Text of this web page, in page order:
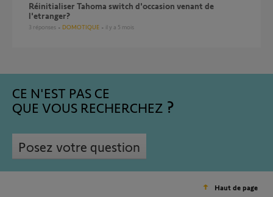
Réinitialiser Tahoma switch d'occasion venant de
l'etranger?
3 réponses DOMOTIQUE il y a 5 mois
CE N'EST PAS CE
QUE VOUS RECHERCHEZ
Posez votre question
Haut de page